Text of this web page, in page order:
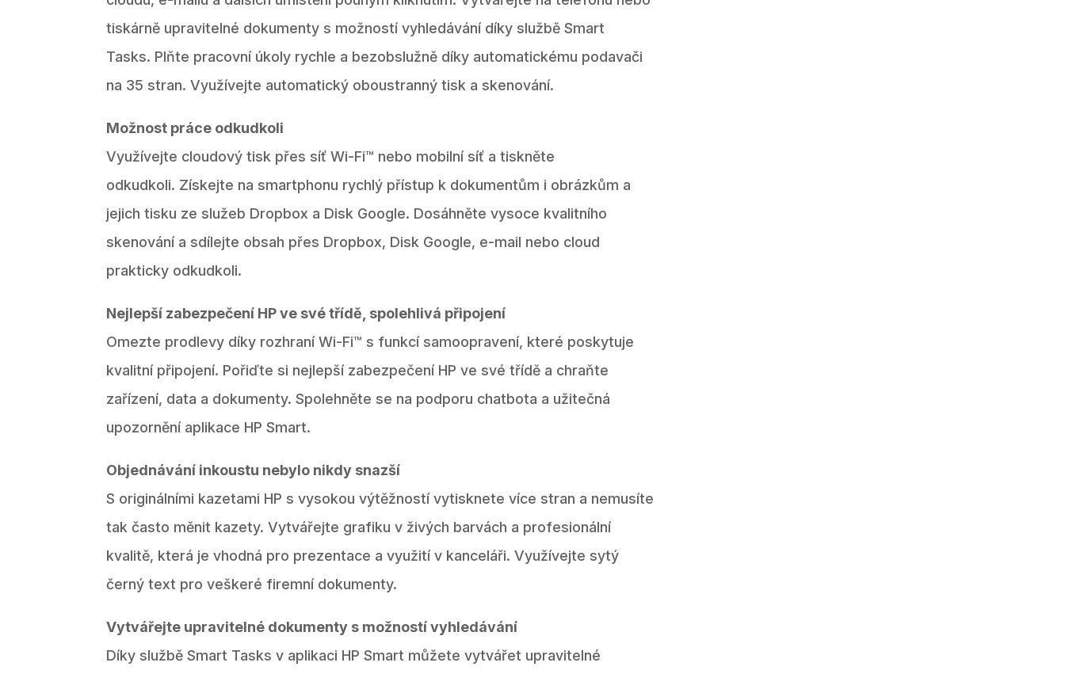
tiskárně upravitelné dokumenty s možností vyhledávání díky službě Smart
Tasks. Plňte pracovní úkoly rychle a bezobslužně díky automatickému podavači
na 35 stran. Využívejte automatický oboustranný tisk a skenování.
Možnost práce odkudkoli
Využívejte cloudový tisk přes síť Wi-Fi™ nebo mobilní síť a tiskněte
odkudkoli. Získejte na smartphonu rychlý přístup k dokumentům i obrázkům a
jejich tisku ze služeb Dropbox a Disk Google. Dosáhněte vysoce kvalitního
skenování a sdílejte obsah přes Dropbox, Disk Google, e-mail nebo cloud
prakticky odkudkoli.
Nejlepší zabezpečení HP ve své třídě, spolehlivá připojení
Omezte prodlevy díky rozhraní Wi-Fi™ s funkcí samoopravení, které poskytuje
kvalitní připojení. Pořiďte si nejlepší zabezpečení HP ve své třídě a chraňte
zařízení, data a dokumenty. Spolehněte se na podporu chatbota a užitečná
upozornění aplikace HP Smart.
Objednávání inkoustu nebylo nikdy snazší
S originálními kazetami HP s vysokou výtěžností vytisknete více stran a nemusíte
tak často měnit kazety. Vytvářejte grafiku v živých barvách a profesionální
kvalitě, která je vhodná pro prezentace a využití v kanceláři. Využívejte sytý
černý text pro veškeré firemní dokumenty.
Vytvářejte upravitelné dokumenty s možností vyhledávání
Díky službě Smart Tasks v aplikaci HP Smart můžete vytvářet upravitelné